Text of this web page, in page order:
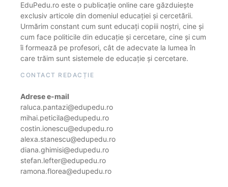
EduPedu.ro este o publicație online care găzduiește
exclusiv articole din domeniul educației și cercetării.
Urmărim constant cum sunt educați copiii noștri, cine și
cum face politicile din educație și cercetare, cine și cum
îi formează pe profesori, cât de adecvate la lumea în
care trăim sunt sistemele de educație și cercetare.
CONTACT REDACȚIE
Adrese e-mail
raluca.pantazi@edupedu.ro
mihai.peticila@edupedu.ro
costin.ionescu@edupedu.ro
alexa.stanescu@edupedu.ro
diana.ghimisi@edupedu.ro
stefan.lefter@edupedu.ro
ramona.florea@edupedu.ro